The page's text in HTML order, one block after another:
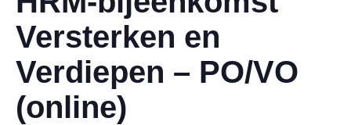
Versterken en
Verdiepen – PO/VO
(online)